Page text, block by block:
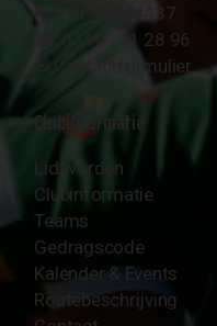
KvK Nr 40094437
☎︎ 0341 - 41 28 96
✉︎ Contactformulier
Clubinformatie
Lid worden
Clubinformatie
Teams
Gedragscode
Kalender & Events
Routebeschrijving